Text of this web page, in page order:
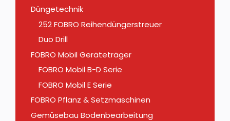
Düngetechnik
252 FOBRO Reihendüngerstreuer
Duo Drill
FOBRO Mobil Geräteträger
FOBRO Mobil B-D Serie
FOBRO Mobil E Serie
FOBRO Pflanz & Setzmaschinen
Gemüsebau Bodenbearbeitung